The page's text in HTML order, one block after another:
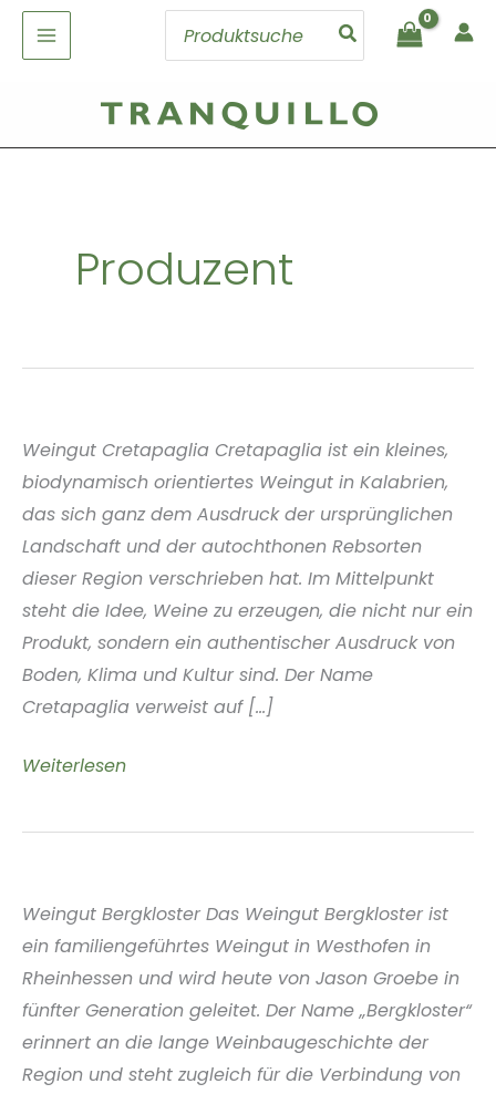
Inhalt
springen
Search
Produzent
Weingut Cretapaglia Cretapaglia ist ein kleines,
biodynamisch orientiertes Weingut in Kalabrien,
das sich ganz dem Ausdruck der ursprünglichen
Landschaft und der autochthonen Rebsorten
dieser Region verschrieben hat. Im Mittelpunkt
steht die Idee, Weine zu erzeugen, die nicht nur ein
Produkt, sondern ein authentischer Ausdruck von
Boden, Klima und Kultur sind. Der Name
Cretapaglia verweist auf [...]
Weingut
Kalabrien
Weiterlesen
Weingut Bergkloster Das Weingut Bergkloster ist
ein familiengeführtes Weingut in Westhofen in
Rheinhessen und wird heute von Jason Groebe in
fünfter Generation geleitet. Der Name „Bergkloster“
erinnert an die lange Weinbaugeschichte der
Region und steht zugleich für die Verbindung von